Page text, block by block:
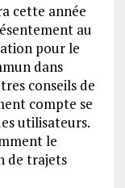
cette année
au
pour le
dans
conseils de
compte se
utilisateurs.
le
de trajets